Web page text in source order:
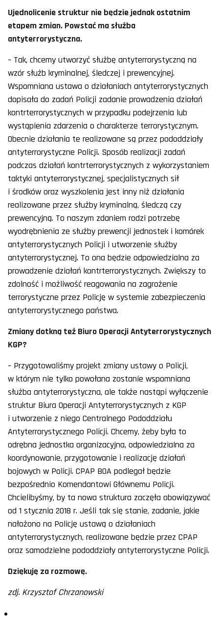
Ujednolicenie struktur nie będzie jednak ostatnim
etapem zmian. Powstać ma służba
antyterrorystyczna.
– Tak, chcemy utworzyć służbę antyterrorystyczną na
wzór służb kryminalnej, śledczej i prewencyjnej.
Wspomniana ustawa o działaniach antyterrorystycznych
dopisała do zadań Policji zadanie prowadzenia działań
kontrterrorystycznych w przypadku podejrzenia lub
wystąpienia zdarzenia o charakterze terrorystycznym.
Obecnie działania te realizowane są przez pododdziały
antyterrorystyczne Policji. Sposób realizacji zadań
podczas działań kontrterrorystycznych z wykorzystaniem
taktyki antyterrorystycznej, specjalistycznych sił
i środków oraz wyszkolenia jest inny niż działania
realizowane przez służby kryminalną, śledczą czy
prewencyjną. To naszym zdaniem rodzi potrzebę
wyodrębnienia ze służby prewencji jednostek i komórek
antyterrorystycznych Policji i utworzenie służby
antyterrorystycznej. To ona będzie odpowiedzialna za
prowadzenie działań kontrterrorystycznych. Zwiększy to
zdolność i możliwość reagowania na zagrożenie
terrorystyczne przez Policję w systemie zabezpieczenia
antyterrorystycznego państwa.
Zmiany dotkną też Biuro Operacji Antyterrorystycznych
KGP?
– Przygotowaliśmy projekt zmiany ustawy o Policji,
w którym nie tylko powołana zostanie wspomniana
służba antyterrorystyczna, ale także nastąpi wyłączenie
struktur Biura Operacji Antyterrorystycznych z KGP
i utworzenie z niego Centralnego Pododdziału
Antyterrorystycznego Policji. Chcemy, żeby była to
odrębna jednostka organizacyjna, odpowiedzialna za
koordynowanie, przygotowanie i realizację działań
bojowych w Policji. CPAP BOA podlegał będzie
bezpośrednio Komendantowi Głównemu Policji.
Chcielibyśmy, by ta nowa struktura zaczęła obowiązywać
od 1 stycznia 2018 r. Jeśli tak się stanie, zadanie, jakie
nałożono na Policję ustawą o działaniach
antyterrorystycznych, realizowane będzie przez CPAP
oraz samodzielne pododdziały antyterrorystyczne Policji.
Dziękuję za rozmowę.
zdj. Krzysztof Chrzanowski